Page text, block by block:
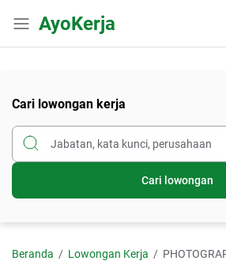
AyoKerja
Cari lowongan kerja
Cari lowongan
Beranda Lowongan Kerja